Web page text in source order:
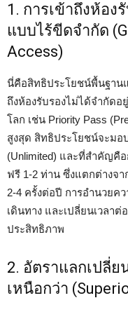
1. การเข้าถึงห้อ
แบบไร้ขีดจำกัด
Access)
นี่คือสิทธิประโยชน์พื้นฐาน
ถึงห้องรับรองไม่ได้จำกัดอ
โลก เช่น Priority Pass
สูงสุด สิทธิประโยชน์จะมอ
(Unlimited) และที่สำคัญคื
ฟรี 1-2 ท่าน ซึ่งแตกต่างจา
2-4 ครั้งต่อปี การอำนวยค
เดินทาง และเปลี่ยนเวลาต่
ประสิทธิภาพ
2. อัตราแลกเปลี่
เหนือกว่า